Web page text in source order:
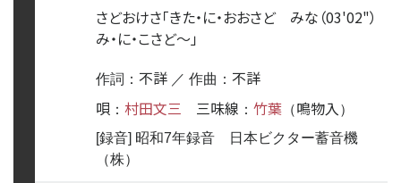
（03'02"）
さどおけさ「きた・に・おおさど みな
み・に・こさど〜 」
作詞： 不詳 ／ 作曲： 不詳
唄 ： 村田文三 三味線 ： 竹葉 （鳴物入 ）
[録音] 昭和7年録音 日本ビクター蓄音機
（株）